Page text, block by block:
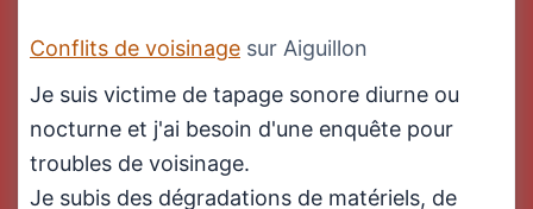
Conflits de voisinage sur Aiguillon
Je suis victime de tapage sonore diurne ou
nocturne et j'ai besoin d'une enquête pour
troubles de voisinage.
Je subis des dégradations de matériels, de